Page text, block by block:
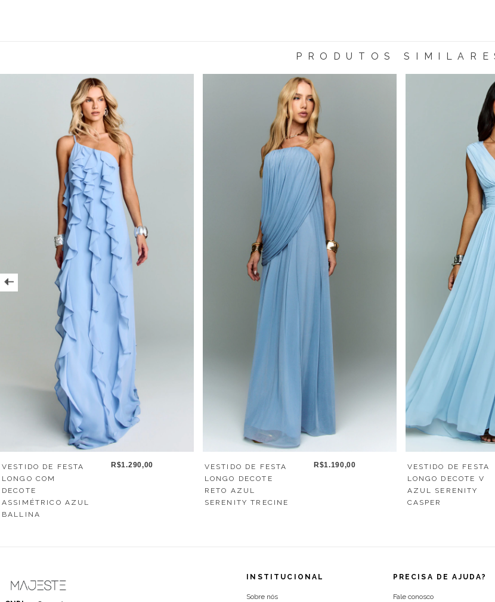
PRODUTOS
VESTIDO DE FESTA
LONGO COM
DECOTE
ASSIMÉTRICO AZUL
BALLINA
R$1.290,00
VESTIDO DE FESTA
LONGO DECOTE
RETO AZUL
SERENITY TRECINE
R$1.190,00
VESTIDO DE FESTA
LONGO DECOTE V
AZUL SERENITY
CASPER
INSTITUCIONAL
Sobre nós
PRECISA DE AJUDA?
Fale conosco